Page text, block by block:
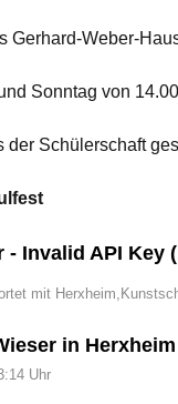
Gerhard-Weber-
Sonntag von
Schülerschaft
Invalid API Key
mit Herxheim
in Herxheim
Uhr